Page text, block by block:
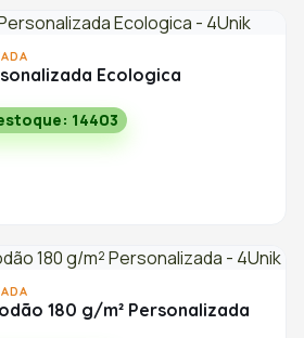
Ecologica
14403
180 g/m² Personalizada